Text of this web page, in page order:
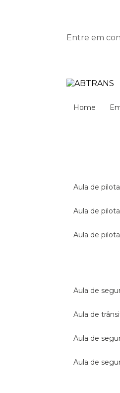
Entre em
Home
aula de
aula de
aula de
aula de
aula de
aula de
aula de